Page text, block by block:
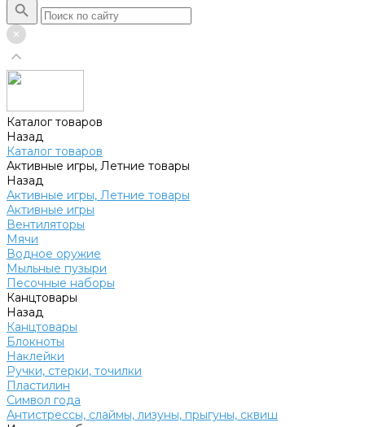
Каталог товаров
Назад
Каталог товаров
Активные игры, Летние товары
Назад
Активные игры, Летние товары
Активные игры
Вентиляторы
Мячи
Водное оружие
Мыльные пузыри
Песочные наборы
Канцтовары
Назад
Канцтовары
Блокноты
Наклейки
Ручки, стерки, точилки
Пластилин
Символ года
Антистрессы, слаймы, лизуны, прыгуны, сквиш